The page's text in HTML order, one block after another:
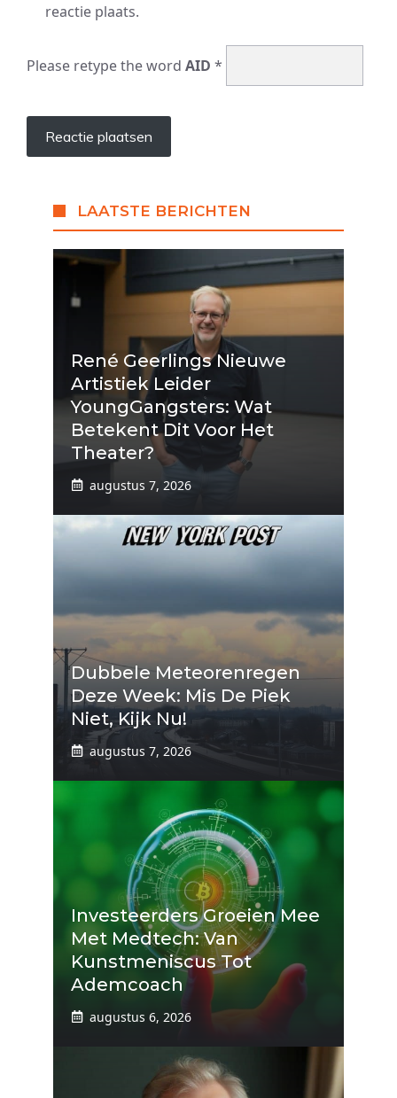
reactie plaats.
Please retype the word AID *
LAATSTE BERICHTEN
René Geerlings Nieuwe
Artistiek Leider
YoungGangsters: Wat
Betekent Dit Voor Het
Theater?
augustus 7, 2026
Dubbele Meteorenregen
Deze Week: Mis De Piek
Niet, Kijk Nu!
augustus 7, 2026
Investeerders Groeien Mee
Met Medtech: Van
Kunstmeniscus Tot
Ademcoach
augustus 6, 2026